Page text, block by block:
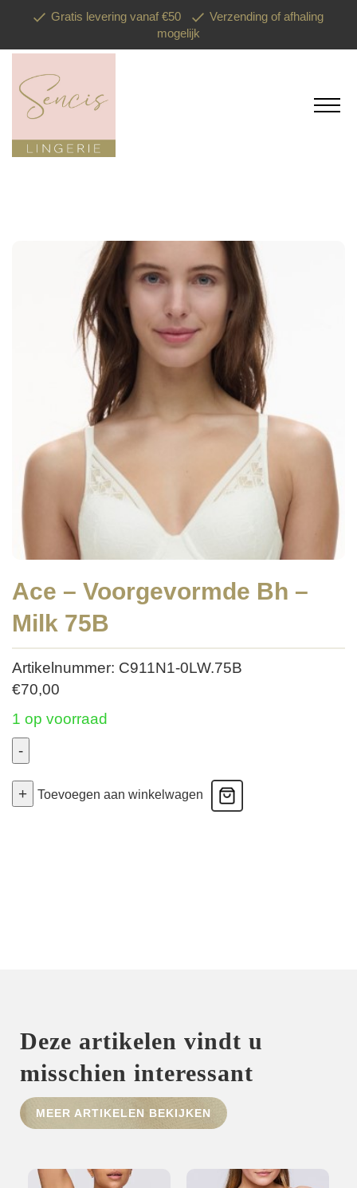
Gratis levering vanaf €50
Verzending of afhaling
mogelijk
HOME
Ace – Voorgevormde Bh –
Milk 75B
Artikelnummer: C911N1-0LW.75B
€70,00
1 op voorraad
-
+ Toevoegen aan winkelwagen
Deze artikelen vindt u
misschien interessant
MEER ARTIKELEN BEKIJKEN